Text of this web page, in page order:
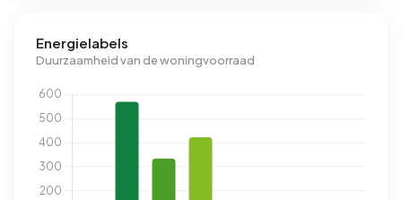
Energielabels
Duurzaamheid van de woningvoorraad